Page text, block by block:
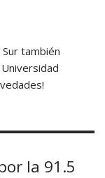
también
la 91.5